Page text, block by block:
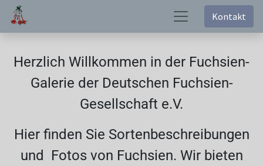
Kontakt
Herzlich Willkommen in der Fuchsien-
Galerie der Deutschen Fuchsien-
Gesellschaft e.V.
Hier finden Sie Sortenbeschreibungen
und Fotos von Fuchsien. Wir bieten